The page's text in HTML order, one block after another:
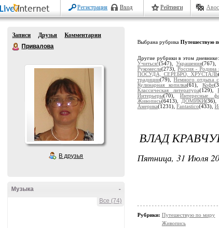
Регистрация Вход Рейтинги
Записи Друзья
Комментарии
Привалова
В друзья
-
Музыка
Все (74)
Выбрана рубрика Путешествую
Другие рубрики в этом
Учиться!(547),Украшения(767),
Рукомесла(273),Россия - Родина
ПОСУДА, СЕРЕБРО, ХРУСТАЛЬ
традиции(79),Немного отдыха
Кулинарная копилка(61), Кофе
Классическая литература(129),
Интерьеры(70),Интересные
Живопись(6413), ДОМИКИ
Америка(1231), Fantastico(433),
ВЛАД
Пятница, 31 Июля
Рубрики: Путешествую по миру
Живопись